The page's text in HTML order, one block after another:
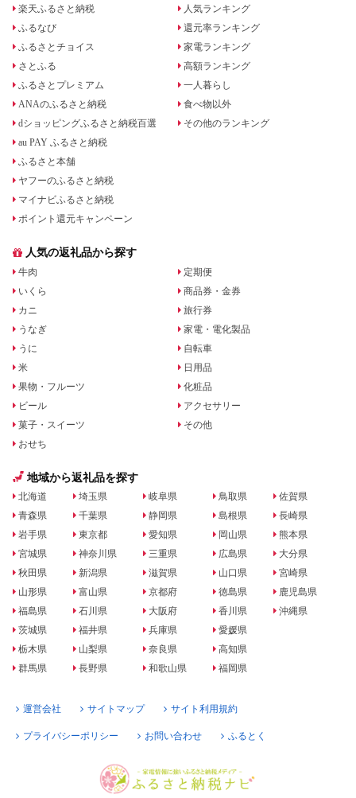
楽天ふるさと納税
ふるなび
ふるさとチョイス
さとふる
ふるさとプレミアム
ANAのふるさと納税
dショッピングふるさと納税百選
au PAY ふるさと納税
ふるさと本舗
ヤフーのふるさと納税
マイナビふるさと納税
ポイント還元キャンペーン
人気ランキング
還元率ランキング
家電ランキング
高額ランキング
一人暮らし
食べ物以外
その他のランキング
人気の返礼品から探す
牛肉
いくら
カニ
うなぎ
うに
米
果物・フルーツ
ビール
菓子・スイーツ
おせち
定期便
商品券・金券
旅行券
家電・電化製品
自転車
日用品
化粧品
アクセサリー
その他
地域から返礼品を探す
北海道
青森県
岩手県
宮城県
秋田県
山形県
福島県
茨城県
栃木県
群馬県
埼玉県
千葉県
東京都
神奈川県
新潟県
富山県
石川県
福井県
山梨県
長野県
岐阜県
静岡県
愛知県
三重県
滋賀県
京都府
大阪府
兵庫県
奈良県
和歌山県
鳥取県
島根県
岡山県
広島県
山口県
徳島県
香川県
愛媛県
高知県
福岡県
佐賀県
長崎県
熊本県
大分県
宮崎県
鹿児島県
沖縄県
運営会社 サイトマップ サイト利用規約
プライバシーポリシー お問い合わせ ふるとく